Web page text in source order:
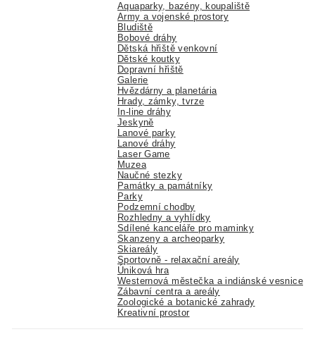
Aquaparky, bazény, koupaliště
Army a vojenské prostory
Bludiště
Bobové dráhy
Dětská hřiště venkovní
Dětské koutky
Dopravní hřiště
Galerie
Hvězdárny a planetária
Hrady, zámky, tvrze
In-line dráhy
Jeskyně
Lanové parky
Lanové dráhy
Laser Game
Muzea
Naučné stezky
Památky a památníky
Parky
Podzemní chodby
Rozhledny a vyhlídky
Sdílené kanceláře pro maminky
Skanzeny a archeoparky
Skiareály
Sportovně - relaxační areály
Úniková hra
Westernová městečka a indiánské vesnice
Zábavní centra a areály
Zoologické a botanické zahrady
Kreativní prostor